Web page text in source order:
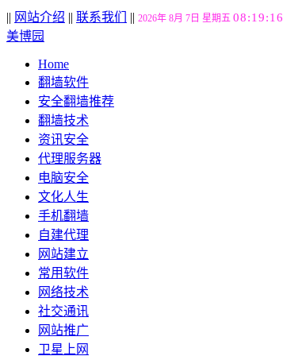
|| 网站介绍 || 联系我们 || 2026年 8月 7日 星期五 08:19:17
美博园
Home
翻墙软件
安全翻墙推荐
翻墙技术
资讯安全
代理服务器
电脑安全
文化人生
手机翻墙
自建代理
网站建立
常用软件
网络技术
社交通讯
网站推广
卫星上网